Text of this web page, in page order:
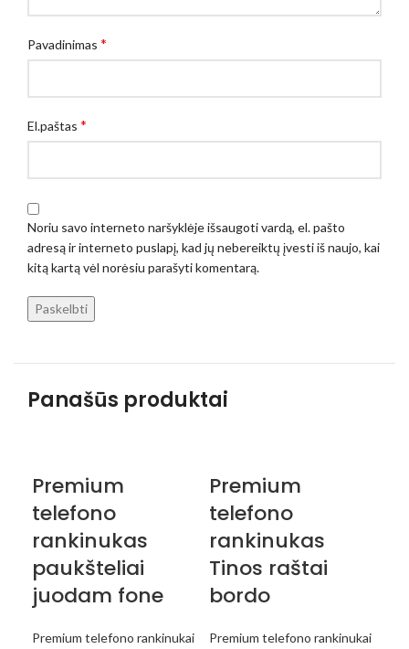
Pavadinimas *
El.paštas *
Noriu savo interneto naršyklėje išsaugoti vardą, el. pašto
adresą ir interneto puslapį, kad jų nebereiktų įvesti iš naujo, kai
kitą kartą vėl norėsiu parašyti komentarą.
Panašūs produktai
Premium
telefono
rankinukas
paukšteliai
juodam fone
Premium telefono rankinukai
Premium
telefono
rankinukas
Tinos raštai
bordo
Premium telefono rankinukai